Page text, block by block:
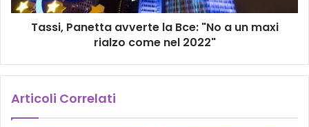
Tassi, Panetta avverte la Bce: "No a un maxi
rialzo come nel 2022"
Articoli Correlati